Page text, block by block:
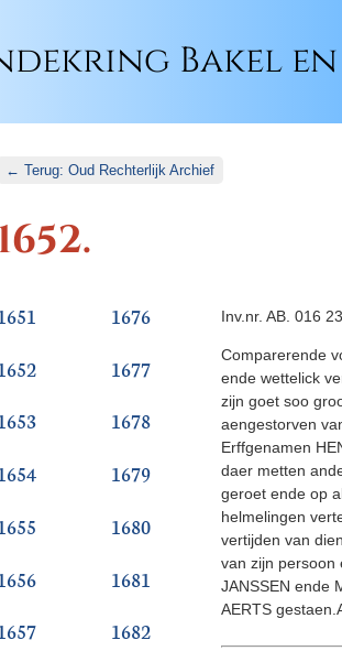
Bakel
← Terug: Oud Rechterlijk Archief
1676
1677
1678
1679
1680
1681
1682
Inv.nr. AB. 016
Comparerende
ende wettelick
zijn goet soo
aengestorven
Erffgenamen
daer metten
geroet ende op
helmelingen
vertijden van
van zijn persoon
JANSSEN ende
AERTS